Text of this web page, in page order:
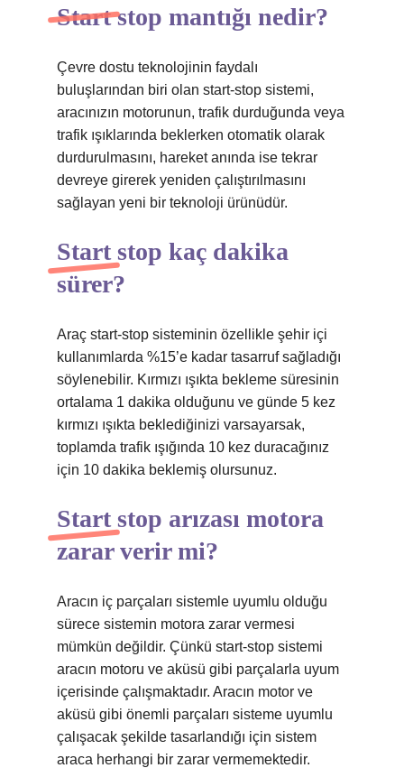
Start stop mantığı nedir?
Çevre dostu teknolojinin faydalı
buluşlarından biri olan start-stop sistemi,
aracınızın motorunun, trafik durduğunda veya
trafik ışıklarında beklerken otomatik olarak
durdurulmasını, hareket anında ise tekrar
devreye girerek yeniden çalıştırılmasını
sağlayan yeni bir teknoloji ürünüdür.
Start stop kaç dakika
sürer?
Araç start-stop sisteminin özellikle şehir içi
kullanımlarda %15’e kadar tasarruf sağladığı
söylenebilir. Kırmızı ışıkta bekleme süresinin
ortalama 1 dakika olduğunu ve günde 5 kez
kırmızı ışıkta beklediğinizi varsayarsak,
toplamda trafik ışığında 10 kez duracağınız
için 10 dakika beklemiş olursunuz.
Start stop arızası motora
zarar verir mi?
Aracın iç parçaları sistemle uyumlu olduğu
sürece sistemin motora zarar vermesi
mümkün değildir. Çünkü start-stop sistemi
aracın motoru ve aküsü gibi parçalarla uyum
içerisinde çalışmaktadır. Aracın motor ve
aküsü gibi önemli parçaları sisteme uyumlu
çalışacak şekilde tasarlandığı için sistem
araca herhangi bir zarar vermemektedir.